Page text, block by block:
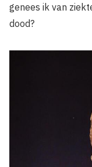
genees ik van
dood?